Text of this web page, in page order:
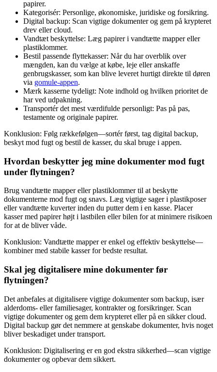
papirer.
Kategorisér: Personlige, økonomiske, juridiske og forsikring.
Digital backup: Scan vigtige dokumenter og gem på krypteret
drev eller cloud.
Vandtæt beskyttelse: Læg papirer i vandtætte mapper eller
plastiklommer.
Bestil passende flyttekasser: Når du har overblik over
mængden, kan du vælge at købe, leje eller anskaffe
genbrugskasser, som kan blive leveret hurtigt direkte til døren
via gomule-appen.
Mærk kasserne tydeligt: Note indhold og hvilken prioritet de
har ved udpakning.
Transportér det mest værdifulde personligt: Pas på pas,
testamente og originale papirer.
Konklusion: Følg rækkefølgen—sortér først, tag digital backup,
beskyt mod fugt og bestil de kasser, du skal bruge i appen.
Hvordan beskytter jeg mine dokumenter mod fugt
under flytningen?
Brug vandtætte mapper eller plastiklommer til at beskytte
dokumenterne mod fugt og snavs. Læg vigtige sager i plastikposer
eller vandtætte kuverter inden du putter dem i en kasse. Placer
kasser med papirer højt i lastbilen eller bilen for at minimere risikoen
for at de bliver våde.
Konklusion: Vandtætte mapper er enkel og effektiv beskyttelse—
kombiner med stabile kasser for bedste resultat.
Skal jeg digitalisere mine dokumenter før
flytningen?
Det anbefales at digitalisere vigtige dokumenter som backup, især
alderdoms- eller familiesager, kontrakter og forsikringer. Scan
vigtige dokumenter og gem dem krypteret eller på en sikker cloud.
Digital backup gør det nemmere at genskabe dokumenter, hvis noget
bliver beskadiget under transport.
Konklusion: Digitalisering er en god ekstra sikkerhed—scan vigtige
dokumenter og opbevar dem sikkert.